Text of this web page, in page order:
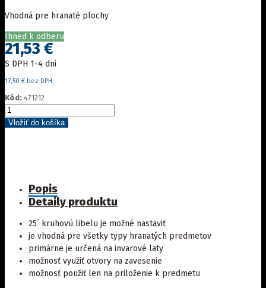
Vhodná pre hranaté plochy
Ihneď k odberu
21,53 €
S DPH 1-4 dni
17,50 € bez DPH
Kód: 471212
Vložiť do košíka
Popis
Detaily produktu
25´ kruhovú libelu je možné nastaviť
je vhodná pre všetky typy hranatých predmetov
primárne je určená na invarové laty
možnosť využiť otvory na zavesenie
možnosť použiť len na priloženie k predmetu